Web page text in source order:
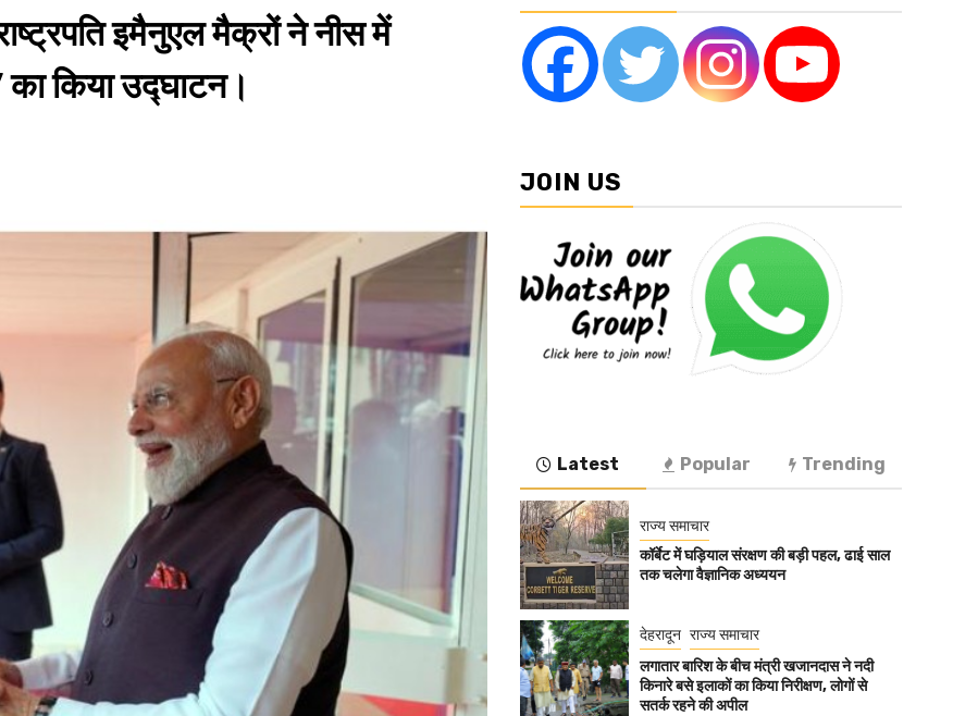
इमैनुएल मैक्रों ने नीस में
किया उद्घाटन।
JOIN US
Latest Popular Trending
राज्य समाचार
कॉर्बेट में घड़ियाल संरक्षण की बड़ी पहल, ढाई साल
तक चलेगा वैज्ञानिक अध्ययन
देहरादून राज्य समाचार
लगातार बारिश के बीच मंत्री खजानदास ने नदी
किनारे बसे इलाकों का किया निरीक्षण, लोगों से
सतर्क रहने की अपील